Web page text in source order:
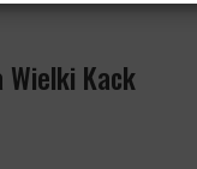
Wielki Kack